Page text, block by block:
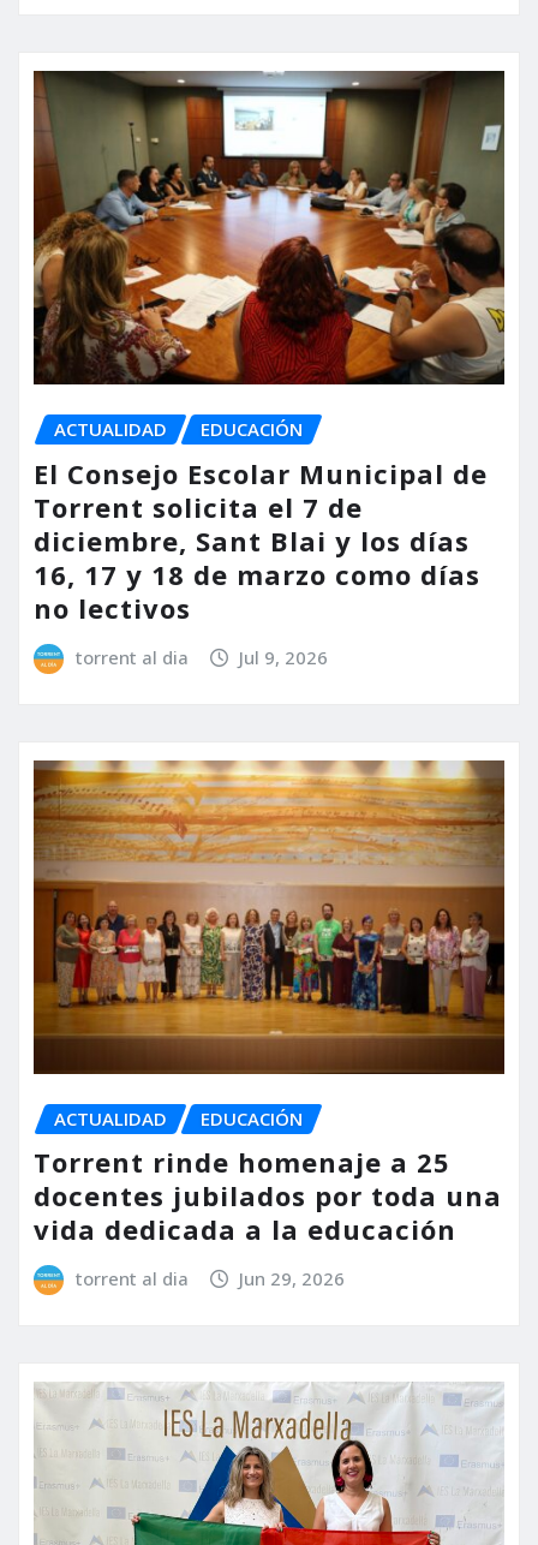
ACTUALIDAD EDUCACIÓN
El Consejo Escolar Municipal de
Torrent solicita el 7 de
diciembre, Sant Blai y los días
16, 17 y 18 de marzo como días
no lectivos
torrent al dia Jul 9, 2026
ACTUALIDAD EDUCACIÓN
Torrent rinde homenaje a 25
docentes jubilados por toda una
vida dedicada a la educación
torrent al dia Jun 29, 2026